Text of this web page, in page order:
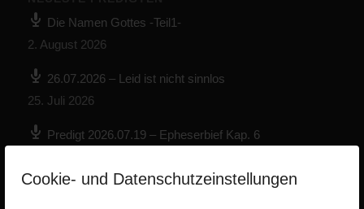
Cookie- und Datenschutzeinstellungen
Die Namen Gottes -Teil1-
2. August 2026
26.07.2026 – Leid ist nicht sinnlos
25. Juli 2026
Predigt 2026.07.19 – Epheserbief Kap. 6